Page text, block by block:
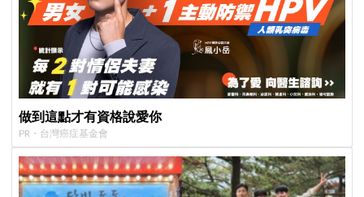
做到這點才有資格說愛你
PR・台灣癌症基金會